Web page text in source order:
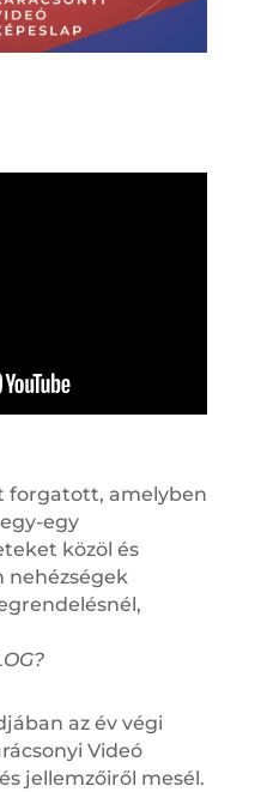
forgatott, amelyben
egy
közöl és
az év végi
Videó
jellemzőiről mesél.